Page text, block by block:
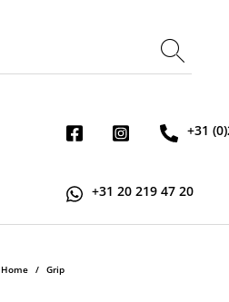
+31
+31 20 219 47 20
Home / Grip